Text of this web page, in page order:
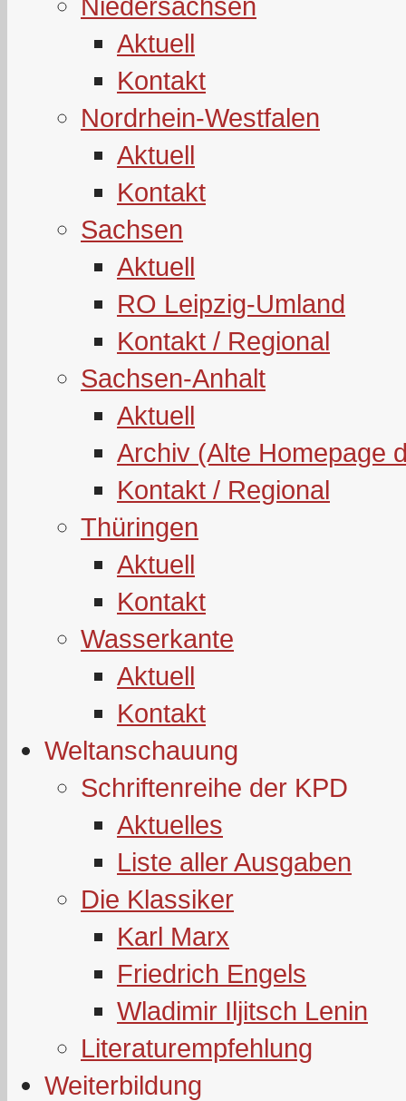
Aktuell
Kontakt
Nordrhein-Westfalen
Aktuell
Kontakt
Sachsen
Aktuell
RO Leipzig-Umland
Kontakt / Regional
Sachsen-Anhalt
Aktuell
Archiv (Alte Homepage
Kontakt / Regional
Thüringen
Aktuell
Kontakt
Wasserkante
Aktuell
Kontakt
Weltanschauung
Schriftenreihe der KPD
Aktuelles
Liste aller Ausgaben
Die Klassiker
Karl Marx
Friedrich Engels
Wladimir Iljitsch Lenin
Literaturempfehlung
Weiterbildung